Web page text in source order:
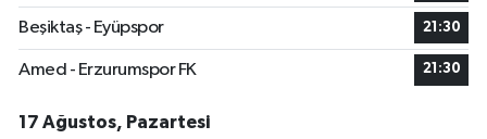
Beşiktaş - Eyüpspor 21:30
Amed - Erzurumspor FK 21:30
17 Ağustos, Pazartesi